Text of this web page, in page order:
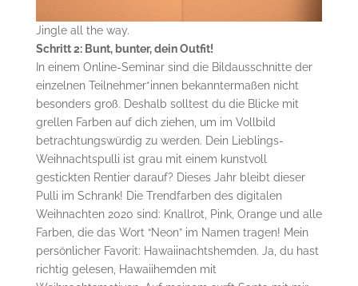
Jingle all the way.
Schritt 2: Bunt, bunter, dein Outfit!
In einem Online-Seminar sind die Bildausschnitte der
einzelnen Teilnehmer*innen bekanntermaßen nicht
besonders groß. Deshalb solltest du die Blicke mit
grellen Farben auf dich ziehen, um im Vollbild
betrachtungswürdig zu werden. Dein Lieblings-
Weihnachtspulli ist grau mit einem kunstvoll
gestickten Rentier darauf? Dieses Jahr bleibt dieser
Pulli im Schrank! Die Trendfarben des digitalen
Weihnachten 2020 sind: Knallrot, Pink, Orange und alle
Farben, die das Wort “Neon” im Namen tragen! Mein
persönlicher Favorit: Hawaiinachtshemden. Ja, du hast
richtig gelesen, Hawaiihemden mit